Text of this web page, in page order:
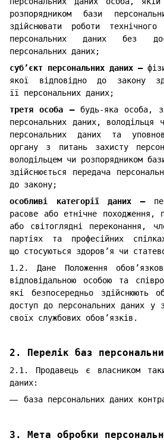
розпорядником бази
здійснювати роботи
персональних даних без
персональних даних;
суб’єкт персональних даних —
якої відповідно до закону
її персональних даних;
третя особа —будь-яка особа,
персональних даних, володільця
персональних даних та
органу з питань захисту
володільцем чи розпорядником
здійснюється передача
до закону;
особливі категорії даних —
расове або етнічне походження,
або світоглядні переконання,
партіях та професійних
що стосуються здоров’я чи
1.2. Дане Положення
відповідальною особою та
які безпосередньо здійснюють
доступ до персональних даних у
своїх службових обов’язків.
2. Перелік баз
2.1. Продавець є власником
даних:
база персональних даних
3. Мета обробки